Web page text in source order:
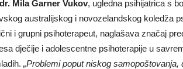
Mila Garner Vukov, ugledna psihijatrica s
australijskog i novozelandskog koledža
i grupni psihoterapeut, naglašava značaj
dječije i adolescentne psihoterapije u
„Problemi poput niskog